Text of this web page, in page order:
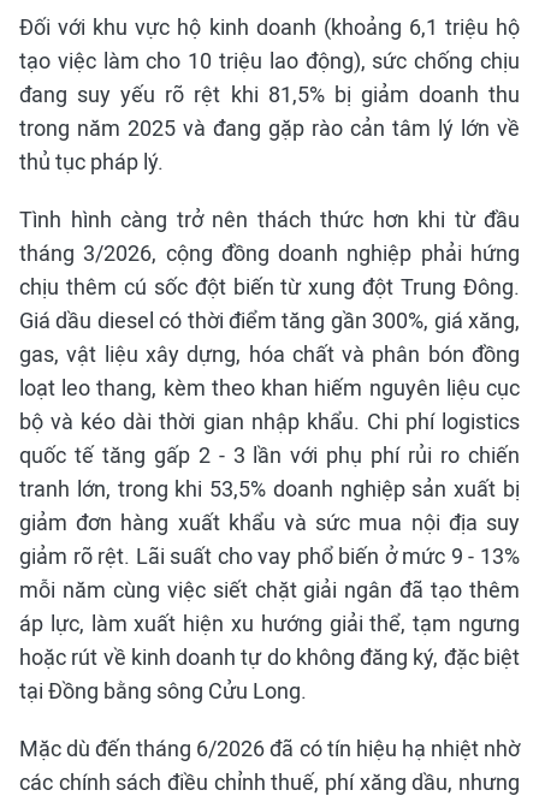
Đối với khu vực hộ kinh doanh (khoảng 6,1 triệu hộ
tạo việc làm cho 10 triệu lao động), sức chống chịu
đang suy yếu rõ rệt khi 81,5% bị giảm doanh thu
trong năm 2025 và đang gặp rào cản tâm lý lớn về
thủ tục pháp lý.
Tình hình càng trở nên thách thức hơn khi từ đầu
tháng 3/2026, cộng đồng doanh nghiệp phải hứng
chịu thêm cú sốc đột biến từ xung đột Trung Đông.
Giá dầu diesel có thời điểm tăng gần 300%, giá xăng,
gas, vật liệu xây dựng, hóa chất và phân bón đồng
loạt leo thang, kèm theo khan hiếm nguyên liệu cục
bộ và kéo dài thời gian nhập khẩu. Chi phí logistics
quốc tế tăng gấp 2 - 3 lần với phụ phí rủi ro chiến
tranh lớn, trong khi 53,5% doanh nghiệp sản xuất bị
giảm đơn hàng xuất khẩu và sức mua nội địa suy
giảm rõ rệt. Lãi suất cho vay phổ biến ở mức 9 - 13%
mỗi năm cùng việc siết chặt giải ngân đã tạo thêm
áp lực, làm xuất hiện xu hướng giải thể, tạm ngưng
hoặc rút về kinh doanh tự do không đăng ký, đặc biệt
tại Đồng bằng sông Cửu Long.
Mặc dù đến tháng 6/2026 đã có tín hiệu hạ nhiệt nhờ
các chính sách điều chỉnh thuế, phí xăng dầu, nhưng